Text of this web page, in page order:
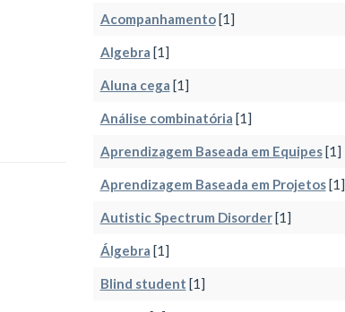
Acompanhamento[1]
Algebra [1]
Aluna cega [1]
Análise combinatória [1]
Aprendizagem Baseada em Equipes[1]
Aprendizagem Baseada em Projetos[1]
Autistic Spectrum Disorder[1]
Álgebra [1]
Blind student [1]